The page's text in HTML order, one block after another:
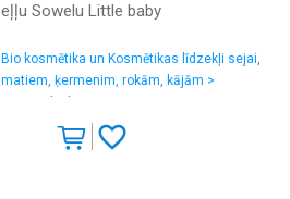
eļļu Sowelu Little baby
Bio kosmētika un Kosmētikas līdzekļi sejai,
matiem, ķermenim, rokām, kājām >